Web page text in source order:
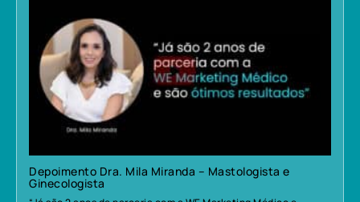
Depoimento Dra. Mila Miranda – Mastologista e
Ginecologista